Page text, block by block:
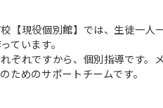
【現役個別館】では、生徒一
ています。
ぞれですから、個別指導です
ためのサポートチームです。